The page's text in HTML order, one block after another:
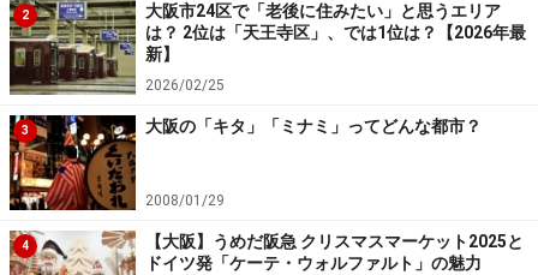
2
大阪市24区で「老後に住みたい」と思うエリア
は？ 2位は「天王寺区」、では1位は？【2026年最
新】
2026/02/25
3 大阪の「キタ」「ミナミ」ってどんな都市？
2008/01/29
4
【大阪】うめだ阪急 クリスマスマーケット2025と
ドイツ発「ケーテ・ウォルファルト」の魅力